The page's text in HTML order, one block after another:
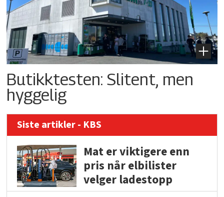
Butikktesten: Slitent, men
hyggelig
Siste artikler - KBS
Mat er viktigere enn
pris når elbilister
velger ladestopp